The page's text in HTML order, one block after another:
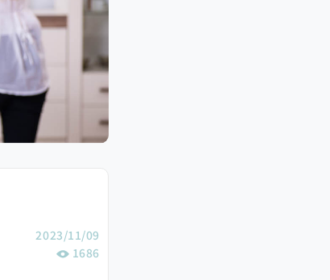
2023/11/09
1686